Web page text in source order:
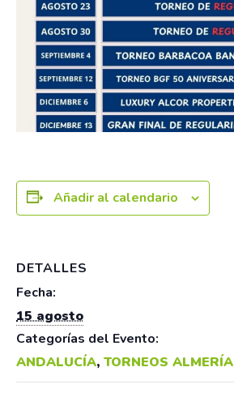
Añadir al calendario
DETALLES
Fecha:
15 agosto
Categorías del Evento:
ANDALUCÍA, TORNEOS ALMERÍA